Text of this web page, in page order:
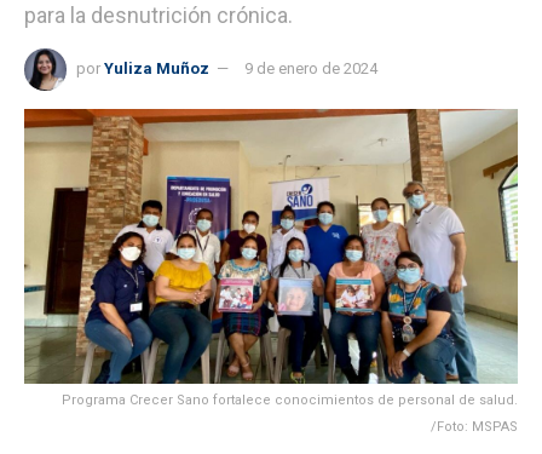
para la desnutrición crónica.
por Yuliza Muñoz 9 de enero de 2024
Programa Crecer Sano fortalece conocimientos de personal de salud.
/Foto: MSPAS